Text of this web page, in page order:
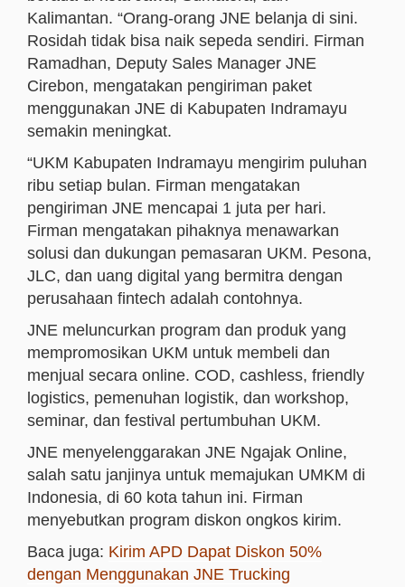
Kalimantan. “Orang-orang JNE belanja di sini.
Rosidah tidak bisa naik sepeda sendiri. Firman
Ramadhan, Deputy Sales Manager JNE
Cirebon, mengatakan pengiriman paket
menggunakan JNE di Kabupaten Indramayu
semakin meningkat.
“UKM Kabupaten Indramayu mengirim puluhan
ribu setiap bulan. Firman mengatakan
pengiriman JNE mencapai 1 juta per hari.
Firman mengatakan pihaknya menawarkan
solusi dan dukungan pemasaran UKM. Pesona,
JLC, dan uang digital yang bermitra dengan
perusahaan fintech adalah contohnya.
JNE meluncurkan program dan produk yang
mempromosikan UKM untuk membeli dan
menjual secara online. COD, cashless, friendly
logistics, pemenuhan logistik, dan workshop,
seminar, dan festival pertumbuhan UKM.
JNE menyelenggarakan JNE Ngajak Online,
salah satu janjinya untuk memajukan UMKM di
Indonesia, di 60 kota tahun ini. Firman
menyebutkan program diskon ongkos kirim.
Baca juga: Kirim APD Dapat Diskon 50%
dengan Menggunakan JNE Trucking